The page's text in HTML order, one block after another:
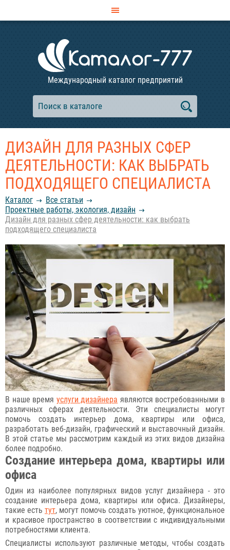
Международный каталог предприятий
ДИЗАЙН ДЛЯ РАЗНЫХ СФЕР
ДЕЯТЕЛЬНОСТИ: КАК ВЫБРАТЬ
ПОДХОДЯЩЕГО СПЕЦИАЛИСТА
Каталог
Все статьи
Проектные работы, экология, дизайн
Дизайн для разных сфер деятельности: как выбрать
подходящего специалиста
В наше время услуги дизайнера являются востребованными в
различных сферах деятельности. Эти специалисты могут
помочь создать интерьер дома, квартиры или офиса,
разработать веб-дизайн, графический и выставочный дизайн.
В этой статье мы рассмотрим каждый из этих видов дизайна
более подробно.
Создание интерьера дома, квартиры или
офиса
Один из наиболее популярных видов услуг дизайнера - это
создание интерьера дома, квартиры или офиса. Дизайнеры,
такие есть тут, могут помочь создать уютное, функциональное
и красивое пространство в соответствии с индивидуальными
потребностями клиента.
Специалисты используют различные методы, чтобы создать